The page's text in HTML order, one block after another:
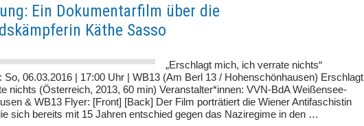
Ein Dokumentarfilm über die
Käthe Sasso
„Erschlagt mich, ich verrate nichts“
So, 06.03.2016 | 17:00 Uhr | WB13 (Am Berl 13 / Hohenschönhausen) Erschlagt
nichts (Österreich, 2013, 60 min) Veranstalter*innen: VVN-BdA Weißensee-
& WB13 Flyer: [Front] [Back] Der Film porträtiert die Wiener Antifaschistin
sich bereits mit 15 Jahren entschied gegen das Naziregime in den …